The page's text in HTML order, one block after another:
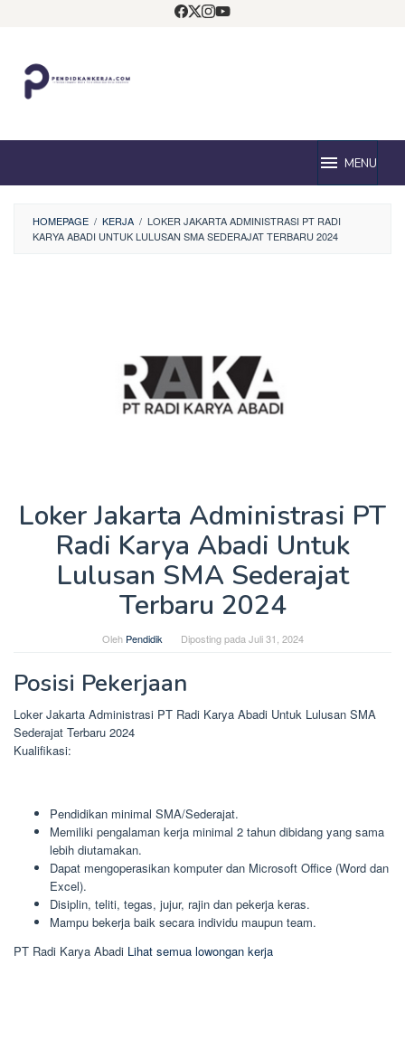
MENU
HOMEPAGE / KERJA / LOKER JAKARTA ADMINISTRASI PT RADI
KARYA ABADI UNTUK LULUSAN SMA SEDERAJAT TERBARU 2024
Loker Jakarta Administrasi PT
Radi Karya Abadi Untuk
Lulusan SMA Sederajat
Terbaru 2024
Oleh Pendidik Diposting pada Juli 31, 2024
Posisi Pekerjaan
Loker Jakarta Administrasi PT Radi Karya Abadi Untuk Lulusan SMA
Sederajat Terbaru 2024
Kualifikasi:
Pendidikan minimal SMA/Sederajat.
Memiliki pengalaman kerja minimal 2 tahun dibidang yang sama
lebih diutamakan.
Dapat mengoperasikan komputer dan Microsoft Office (Word dan
Excel).
Disiplin, teliti, tegas, jujur, rajin dan pekerja keras.
Mampu bekerja baik secara individu maupun team.
PT Radi Karya Abadi Lihat semua lowongan kerja